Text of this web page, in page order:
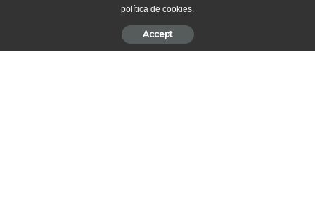
Explore os bastidores desse grande campeonato e descubra
como o Freio de Ouro mantém viva a tradição, movimenta a
economia e inspira apaixonados pelo universo equestre em todo
política de cookies.
Accept